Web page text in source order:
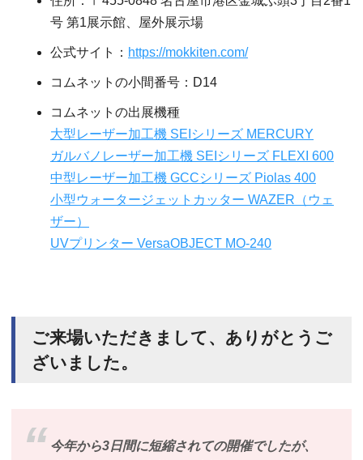
号 第1展示館、屋外展示場
公式サイト： https://mokkiten.com/
コムネットの小間番号：D14
コムネットの出展機種
大型レーザー加工機 SEIシリーズ MERCURY
ガルバノレーザー加工機 SEIシリーズ FLEXI 600
中型レーザー加工機 GCCシリーズ Piolas 400
小型ウォータージェットカッター WAZER（ウェ
ザー）
UVプリンター VersaOBJECT MO-240
ご来場いただきまして、ありがとうご
ざいました。
今年から3日間に短縮されての開催でしたが、